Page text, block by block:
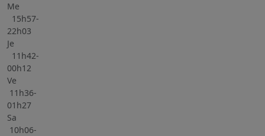
Me
15h57-
22h03
Je
11h42-
00h12
Ve
11h36-
01h27
Sa
10h06-